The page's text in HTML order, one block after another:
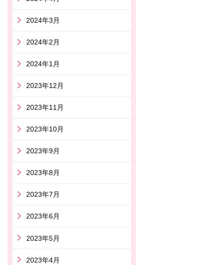
2024年3月
2024年2月
2024年1月
2023年12月
2023年11月
2023年10月
2023年9月
2023年8月
2023年7月
2023年6月
2023年5月
2023年4月